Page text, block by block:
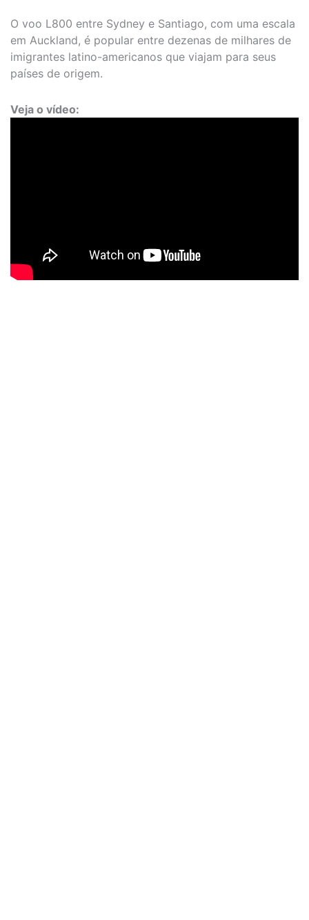
O voo L800 entre Sydney e Santiago, com uma escala
em Auckland, é popular entre dezenas de milhares de
imigrantes latino-americanos que viajam para seus
países de origem.
Veja o vídeo: